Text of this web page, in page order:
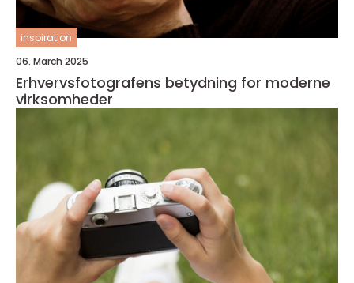
inspiration
06. March 2025
Erhvervsfotografens betydning for moderne
virksomheder